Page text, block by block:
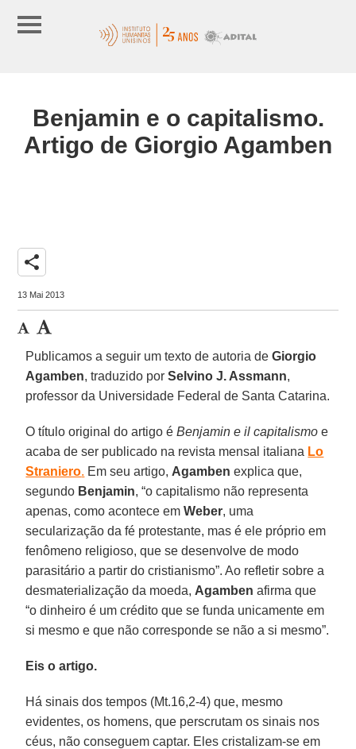
Benjamin e o capitalismo.
Artigo de Giorgio Agamben
share
13 Mai 2013
Publicamos a seguir um texto de autoria deGiorgio
Agamben, traduzido porSelvino J. Assmann,
professor da Universidade Federal de Santa Catarina.
O título original do artigo éBenjamin e il capitalismo e
acaba de ser publicado na revista mensal italiana Lo
Straniero. Em seu artigo, Agamben explica que,
segundo Benjamin, “o capitalismo não representa
apenas, como acontece emWeber, uma
secularização da fé protestante, mas é ele próprio em
fenômeno religioso, que se desenvolve de modo
parasitário a partir do cristianismo”. Ao refletir sobre a
desmaterialização da moeda, Agamben afirma que
“o dinheiro é um crédito que se funda unicamente em
si mesmo e que não corresponde se não a si mesmo”.
Eis o artigo.
Há sinais dos tempos (Mt.16,2-4) que, mesmo
evidentes, os homens, que perscrutam os sinais nos
céus, não conseguem captar. Eles cristalizam-se em